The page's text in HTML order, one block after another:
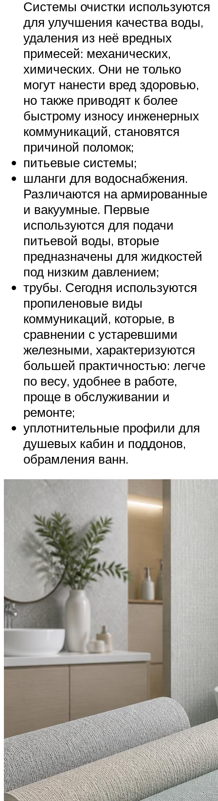
Системы очистки используются
для улучшения качества воды,
удаления из неё вредных
примесей: механических,
химических. Они не только
могут нанести вред здоровью,
но также приводят к более
быстрому износу инженерных
коммуникаций, становятся
причиной поломок;
питьевые системы;
шланги для водоснабжения.
Различаются на армированные
и вакуумные. Первые
используются для подачи
питьевой воды, вторые
предназначены для жидкостей
под низким давлением;
трубы. Сегодня используются
пропиленовые виды
коммуникаций, которые, в
сравнении с устаревшими
железными, характеризуются
большей практичностью: легче
по весу, удобнее в работе,
проще в обслуживании и
ремонте;
уплотнительные профили для
душевых кабин и поддонов,
обрамления ванн.